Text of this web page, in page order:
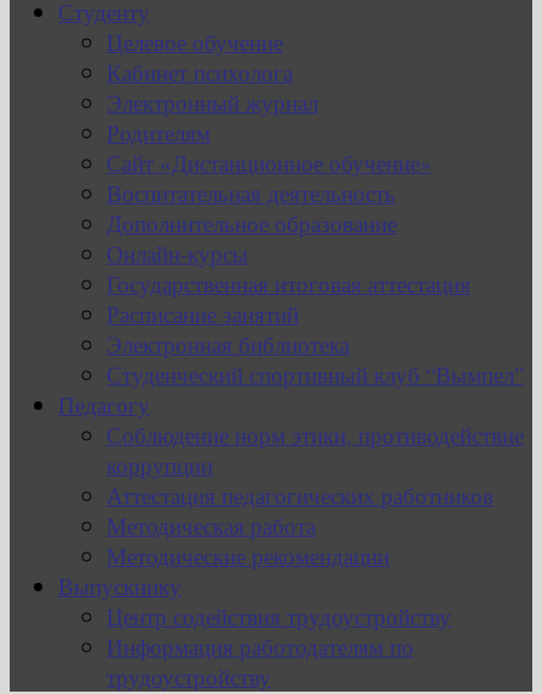
Студенту
Целевое обучение
Кабинет психолога
Электронный журнал
Родителям
Сайт «Дистанционное обучение»
Воспитательная деятельность
Дополнительное образование
Онлайн-курсы
Государственная итоговая аттестация
Расписание занятий
Электронная библиотека
Студенческий спортивный клуб “Вымпел”
Педагогу
Соблюдение норм этики, противодействие
коррупции
Аттестация педагогических работников
Методическая работа
Методические рекомендации
Выпускнику
Центр содействия трудоустройству
Информация работодателям по
трудоустройству